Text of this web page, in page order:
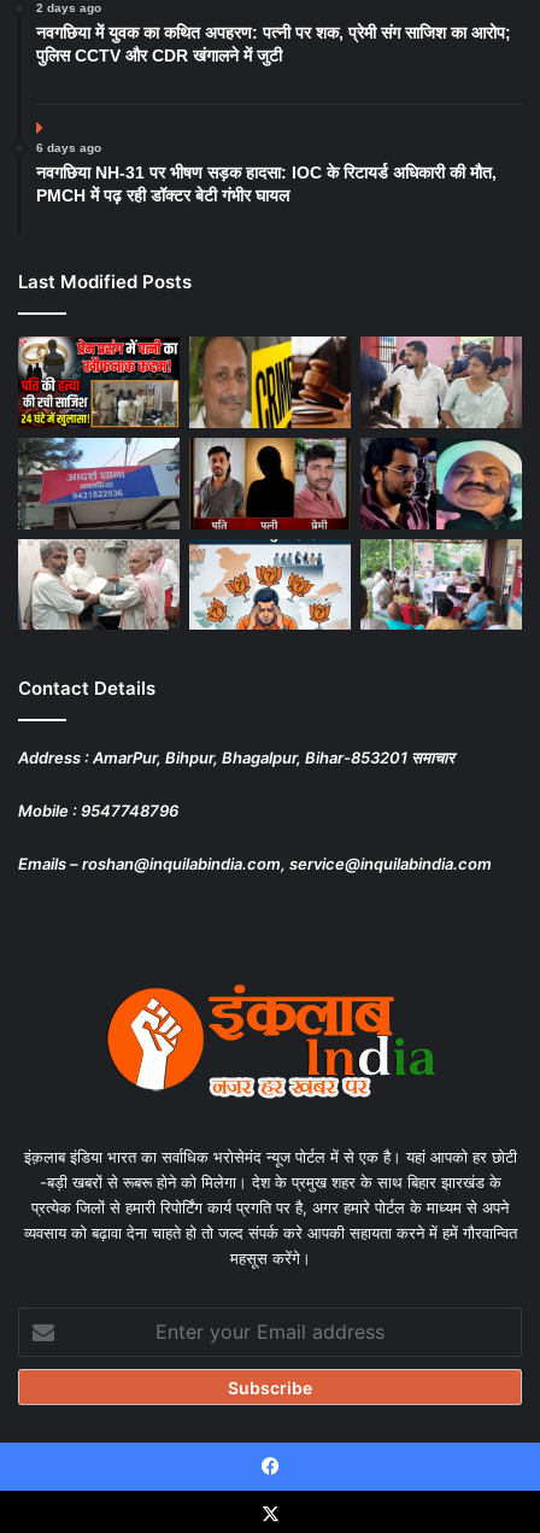
2 days ago
नवगछिया में युवक का कथित अपहरण: पत्नी पर शक, प्रेमी संग साजिश का आरोप;
पुलिस CCTV और CDR खंगालने में जुटी
6 days ago
नवगछिया NH-31 पर भीषण सड़क हादसा: IOC के रिटायर्ड अधिकारी की मौत,
PMCH में पढ़ रही डॉक्टर बेटी गंभीर घायल
Last Modified Posts
Contact Details
Address : AmarPur, Bihpur, Bhagalpur, Bihar-853201 समाचार
Mobile : 9547748796
Emails – roshan@inquilabindia.com, service@inquilabindia.com
इंक़लाब इंडिया भारत का सर्वाधिक भरोसेमंद न्यूज पोर्टल में से एक है। यहां आपको हर छोटी
-बड़ी खबरों से रूबरू होने को मिलेगा। देश के प्रमुख शहर के साथ बिहार झारखंड के
प्रत्येक जिलों से हमारी रिपोर्टिंग कार्य प्रगति पर है, अगर हमारे पोर्टल के माध्यम से अपने
व्यवसाय को बढ़ावा देना चाहते हो तो जल्द संपर्क करे आपकी सहायता करने में हमें गौरवान्वित
महसूस करेंगे।
your
Email
© Copyright 2026, All Rights Reserved |
Design & Developed
Facebook